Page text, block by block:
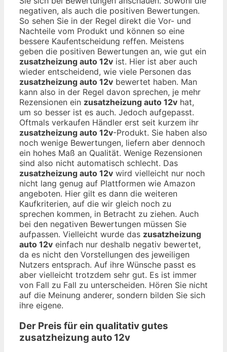
negativen, als auch die positiven Bewertungen.
So sehen Sie in der Regel direkt die Vor- und
Nachteile vom Produkt und können so eine
bessere Kaufentscheidung reffen. Meistens
geben die positiven Bewertungen an, wie gut ein
zusatzheizung auto 12v ist. Hier ist aber auch
wieder entscheidend, wie viele Personen das
zusatzheizung auto 12v bewertet haben. Man
kann also in der Regel davon sprechen, je mehr
Rezensionen ein zusatzheizung auto 12v hat,
um so besser ist es auch. Jedoch aufgepasst.
Oftmals verkaufen Händler erst seit kurzem ihr
zusatzheizung auto 12v-Produkt. Sie haben also
noch wenige Bewertungen, liefern aber dennoch
ein hohes Maß an Qualität. Wenige Rezensionen
sind also nicht automatisch schlecht. Das
zusatzheizung auto 12v wird vielleicht nur noch
nicht lang genug auf Plattformen wie Amazon
angeboten. Hier gilt es dann die weiteren
Kaufkriterien, auf die wir gleich noch zu
sprechen kommen, in Betracht zu ziehen. Auch
bei den negativen Bewertungen müssen Sie
aufpassen. Vielleicht wurde das zusatzheizung
auto 12v einfach nur deshalb negativ bewertet,
da es nicht den Vorstellungen des jeweiligen
Nutzers entsprach. Auf ihre Wünsche passt es
aber vielleicht trotzdem sehr gut. Es ist immer
von Fall zu Fall zu unterscheiden. Hören Sie nicht
auf die Meinung anderer, sondern bilden Sie sich
ihre eigene.
Der Preis für ein qualitativ gutes
zusatzheizung auto 12v